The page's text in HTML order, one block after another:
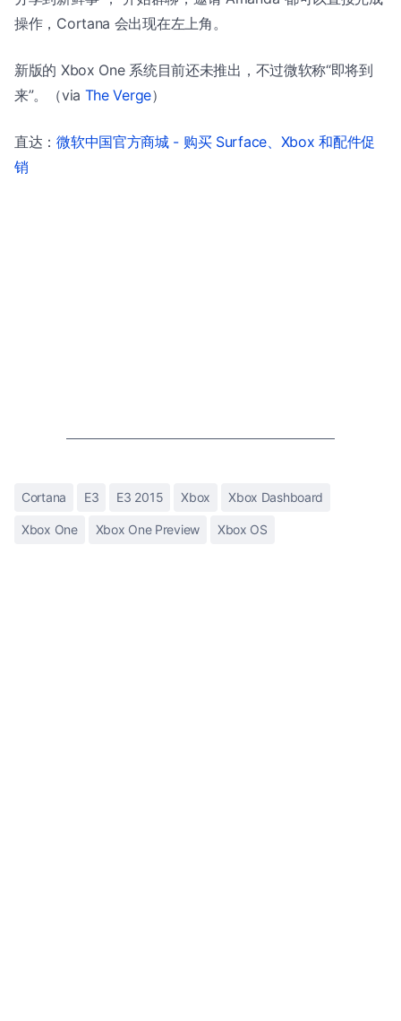
操作，Cortana 会出现在左上角。
新版的 Xbox One 系统目前还未推出，不过微软称“即将到
来”。（via The Verge）
直达：微软中国官方商城 - 购买 Surface、Xbox 和配件促
销
Cortana E3 E3 2015 Xbox Xbox Dashboard
Xbox One Xbox One Preview Xbox OS